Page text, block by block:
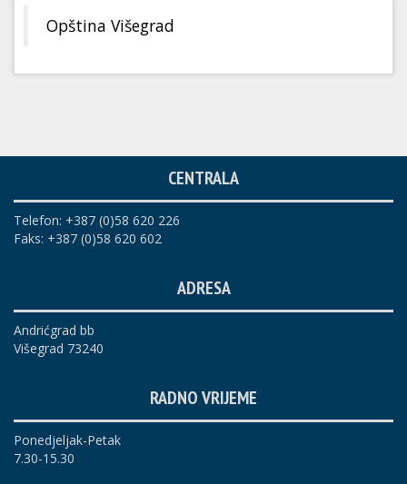
Opština Višegrad
CENTRALA
Telefon: +387 (0)58 620 226
Faks: +387 (0)58 620 602
ADRESA
Andrićgrad bb
Višegrad 73240
RADNO VRIJEME
Ponedjeljak-Petak
7.30-15.30